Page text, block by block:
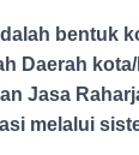
bentuk
Daerah
Jasa
melalui